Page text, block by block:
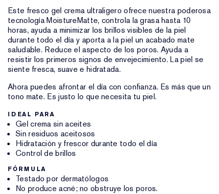
Este fresco gel crema ultraligero ofrece nuestra poderosa
tecnología MoistureMatte, controla la grasa hasta 10
horas, ayuda a minimizar los brillos visibles de la piel
durante todo el día y aporta a la piel un acabado mate
saludable. Reduce el aspecto de los poros. Ayuda a
resistir los primeros signos de envejecimiento. La piel se
siente fresca, suave e hidratada.
Ahora puedes afrontar el día con confianza. Es más que un
tono mate. Es justo lo que necesita tu piel.
IDEAL PARA
Gel crema sin aceites
Sin residuos aceitosos
Hidratación y frescor durante todo el día
Control de brillos
FÓRMULA
Testado por dermatólogos
No produce acné; no obstruye los poros.